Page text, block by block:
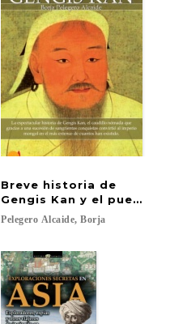
Breve historia de
Gengis Kan y el pueblo
Pelegero Alcaide, Borja